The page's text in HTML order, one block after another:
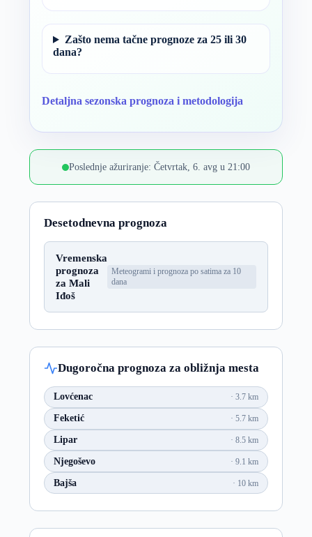
Zašto nema tačne prognoze za 25 ili 30
dana?
Detaljna sezonska prognoza i metodologija
Poslednje ažuriranje: Četvrtak, 6. avg u 21:00
Desetodnevna prognoza
Vremenska
prognoza
za Mali
Iđoš
Meteogrami i prognoza po satima za 10
dana
Dugoročna prognoza za obližnja mesta
Lovćenac 3.7 km
Feketić 5.7 km
Lipar 8.5 km
Njegoševo 9.1 km
Bajša 10 km